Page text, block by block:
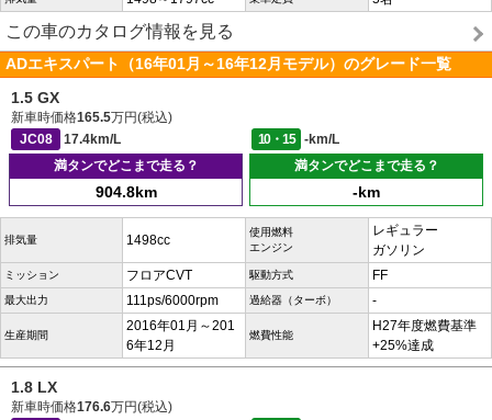
この車のカタログ情報を見る
ADエキスパート（16年01月～16年12月モデル）のグレード一覧
1.5 GX
新車時価格165.5万円(税込)
JC08
17.4km/L 10・15
-km/L
満タンでどこまで走る？
904.8km
満タンでどこまで走る？
-km
排気量 1498cc
使用燃料
エンジン
レギュラー
ガソリン
ミッション フロアCVT 駆動方式 FF
最大出力 111ps/6000rpm 過給器（ターボ） -
生産期間
2016年01月～201
6年12月
燃費性能
H27年度燃費基準
+25%達成
1.8 LX
新車時価格176.6万円(税込)